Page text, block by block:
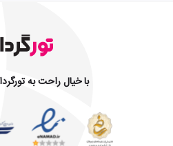
با خیال راحت به